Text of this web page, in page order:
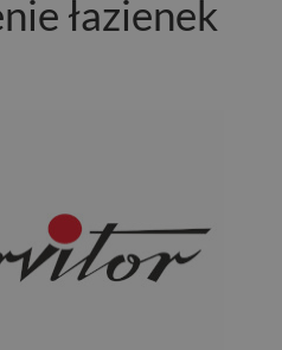
łazienek